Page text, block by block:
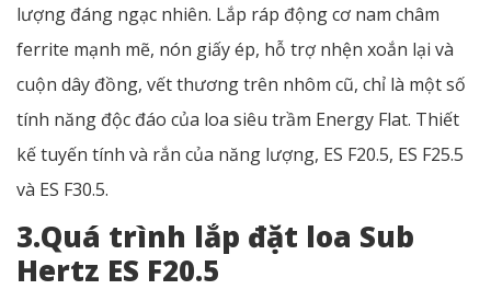
lượng đáng ngạc nhiên. Lắp ráp động cơ nam châm
ferrite mạnh mẽ, nón giấy ép, hỗ trợ nhện xoắn lại và
cuộn dây đồng, vết thương trên nhôm cũ, chỉ là một số
tính năng độc đáo của loa siêu trầm Energy Flat. Thiết
kế tuyến tính và rắn của năng lượng, ES F20.5, ES F25.5
và ES F30.5.
3.Quá trình lắp đặt loa Sub
Hertz ES F20.5